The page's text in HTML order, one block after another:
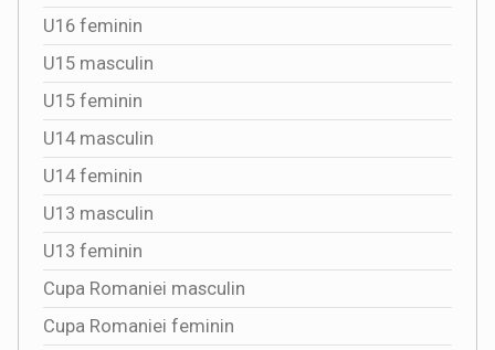
U16 feminin
U15 masculin
U15 feminin
U14 masculin
U14 feminin
U13 masculin
U13 feminin
Cupa Romaniei masculin
Cupa Romaniei feminin